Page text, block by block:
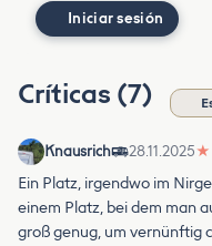
Iniciar sesión
Críticas (7)
Knausrich 28.11.2025★
Ein Platz, irgendwo im
einem Platz, bei dem man
groß genug, um vernünftig